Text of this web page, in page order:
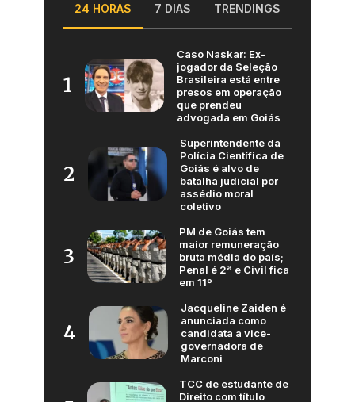
24 HORAS 7 DIAS TRENDINGS
1
Caso Naskar: Ex-
jogador da Seleção
Brasileira está entre
presos em operação
que prendeu
advogada em Goiás
2
Superintendente da
Polícia Científica de
Goiás é alvo de
batalha judicial por
assédio moral
coletivo
3
PM de Goiás tem
maior remuneração
bruta média do país;
Penal é 2ª e Civil fica
em 11º
4
Jacqueline Zaiden é
anunciada como
candidata a vice-
governadora de
Marconi
TCC de estudante de
Direito com título